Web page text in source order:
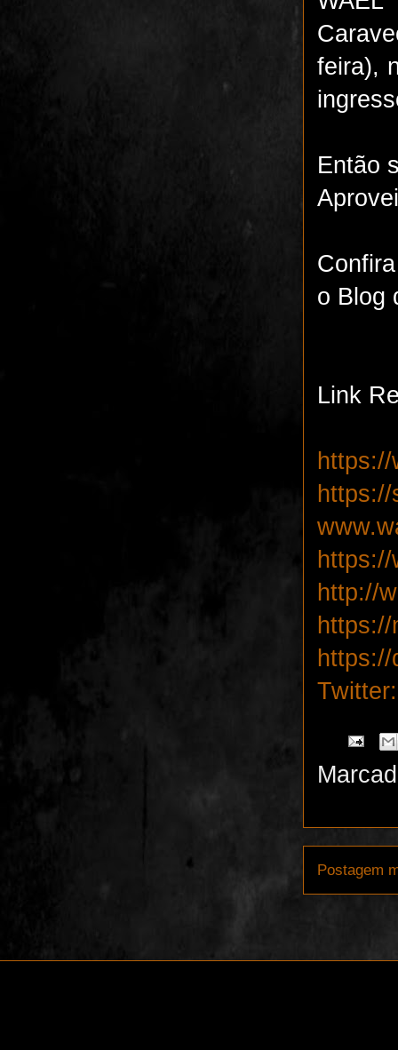
feira),
Então
o Blog
Link
http://
Postagem